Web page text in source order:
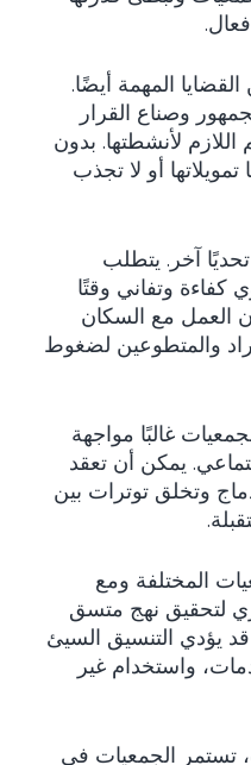
المهمة أيضًا.
وصناع القرار
لأنشطتها. بدون
أو لا تجذب
آخر. يتطلب
وتفاني وقتًا
العمل مع السكان
والمتطوعين لضغوط
غالبًا مواجهة
يمكن أن تعقد
وتخلق توترات بين
المختلفة ومع
لتحقيق نهج متسق
يؤدي التنسيق السيئ
واستخدام غير
تستمر الجمعيات في